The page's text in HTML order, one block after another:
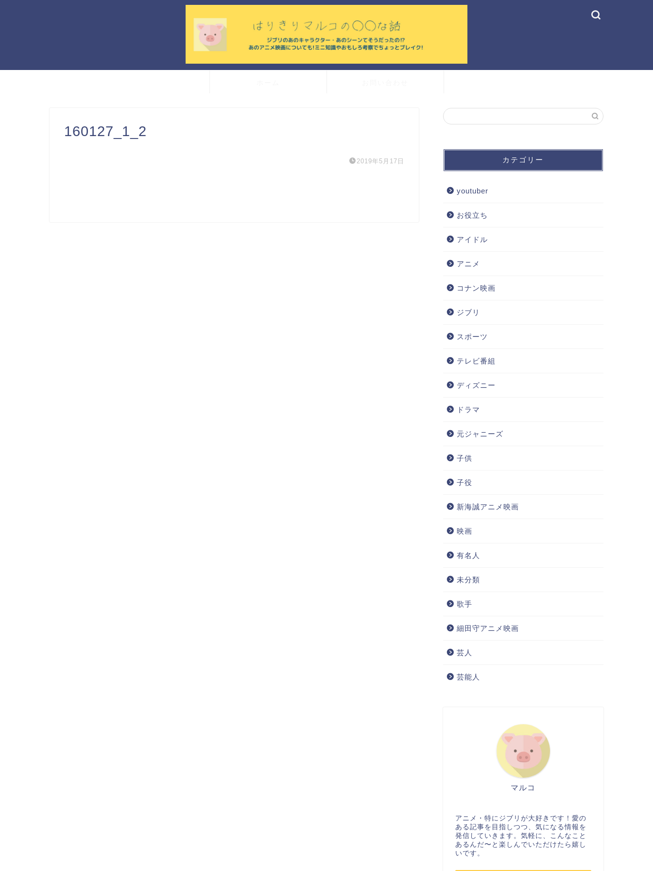
160127_1_2
2019年5月17日 カテゴリー
youtuber
お役立ち
アイドル
アニメ
コナン映画
ジブリ
スポーツ
テレビ番組
ディズニー
ドラマ
元ジャニーズ
子供
子役
新海誠アニメ映画
映画
有名人
未分類
歌手
細田守アニメ映画
芸人
芸能人
マルコ
アニメ・特にジブリが大好きです！愛の
ある記事を目指しつつ、気になる情報を
発信していきます。気軽に、こんなこと
あるんだ〜と楽しんでいただけたら嬉し
いです。